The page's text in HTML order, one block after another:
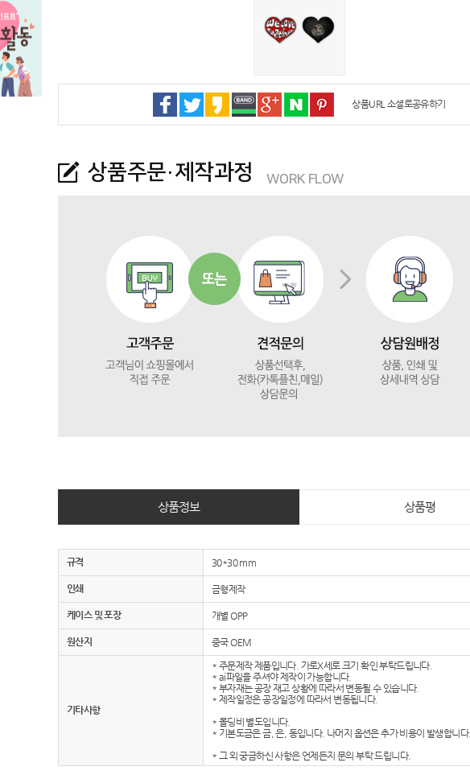
상품URL 소셜로공유하기
상품주문·제작과정 WORK FLOW
상품정보 상품평
규격 30*30 mm
인쇄 금형제작
케이스 및 포장 개별 OPP
원산지 중국 OEM
기타사항
* 주문제작 제품입니다. 가로X세로 크기 확인 부탁드립니다.
* ai파일을 주셔야 제작이 가능합니다.
* 부자재는 공장 재고 상황에 따라서 변동될 수 있습니다.
* 제작일정은 공장일정에 따라서 변동됩니다.
* 몰딩비 별도입니다.
* 기본도금은 금, 은, 동입니다. 나머지 옵션은 추가 비용이 발생합니다.
* 그 외 궁금하신 사항은 언제든지 문의 부탁 드립니다.